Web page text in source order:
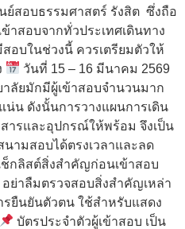
ย์สอบธรรมศาสตร์ รังสิต ซึ่งถือ
สอบจากทั่วประเทศเดินทาง
อบในช่วงนี้ ควรเตรียมตัวให้
วันที่ 15 – 16 มีนาคม 2569
ลัยมักมีผู้เข้าสอบจำนวนมาก
น ดังนั้นการวางแผนการเดิน
ารและอุปกรณ์ให้พร้อม จึงเป็น
ามสอบได้ตรงเวลาและลด
ช็กลิสต์สิ่งสำคัญก่อนเข้าสอบ
ย่าลืมตรวจสอบสิ่งสำคัญเหล่า
ยืนยันตัวตน ใช้สำหรับแสดง
บัตรประจำตัวผู้เข้าสอบ เป็น